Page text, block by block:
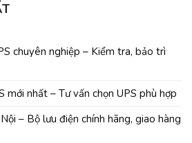
chuyên nghiệp – Kiểm tra, bảo trì
mới nhất – Tư vấn chọn UPS phù hợp
– Bộ lưu điện chính hãng, giao hàng